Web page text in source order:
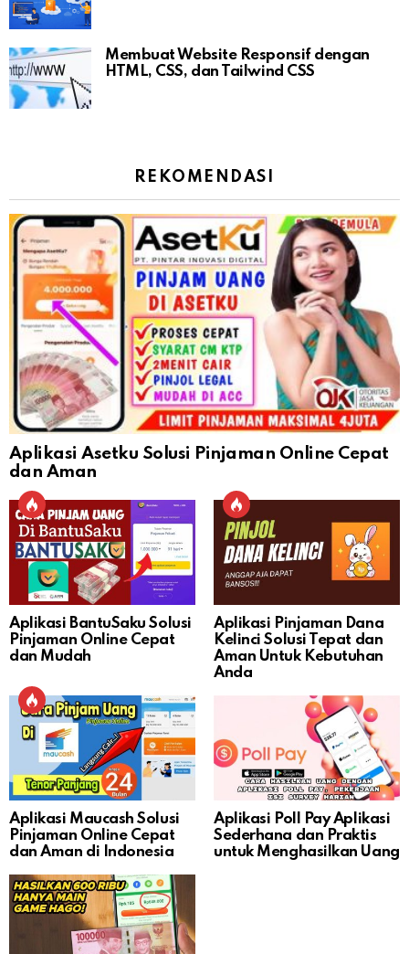
Membuat Website Responsif dengan
HTML, CSS, dan Tailwind CSS
REKOMENDASI
Aplikasi Asetku Solusi Pinjaman Online Cepat
dan Aman
Aplikasi BantuSaku Solusi
Pinjaman Online Cepat
dan Mudah
Aplikasi Pinjaman Dana
Kelinci Solusi Tepat dan
Aman Untuk Kebutuhan
Anda
Aplikasi Maucash Solusi
Pinjaman Online Cepat
dan Aman di Indonesia
Aplikasi Poll Pay Aplikasi
Sederhana dan Praktis
untuk Menghasilkan Uang